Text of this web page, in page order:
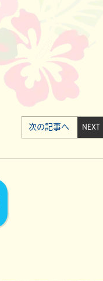
NEXT
次の記事へ